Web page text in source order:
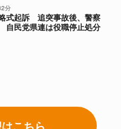
分
式起訴 追突事故後、警察
民党県連は役職停止処分